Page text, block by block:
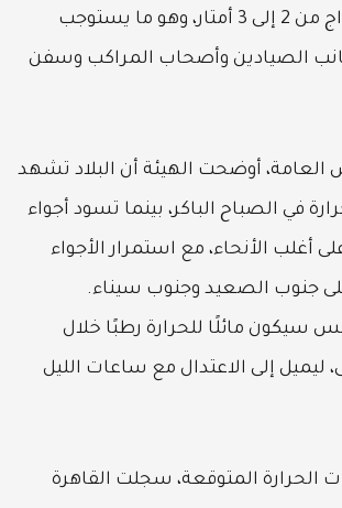
س، وارتفاع الأمواج من 2 إلى 3 أمتار، وهو ما يستوجب
الصيادين وأصحاب المراكب وسفن
أوضحت الهيئة أن البلاد تشهد
في الصباح الباكر، بينما تسود أجواء
أغلب الأنحاء، مع استمرار الأجواء
جنوب الصعيد وجنوب سيناء.
سيكون مائلًا للحرارة رطبًا خلال
ليميل إلى الاعتدال مع ساعات الليل
الحرارة المتوقعة، سجلت القاهرة